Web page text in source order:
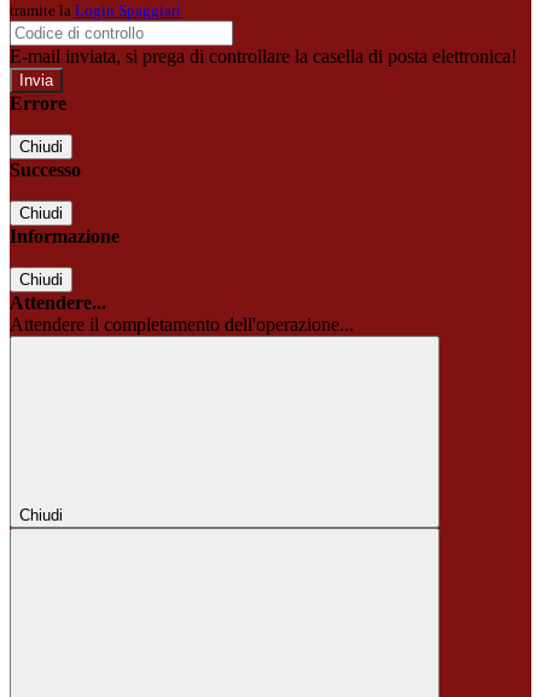
tramite la Login Spaggiari
E-mail inviata, si prega di controllare la casella di posta elettronica!
Errore
Chiudi
Successo
Chiudi
Informazione
Chiudi
Attendere...
Attendere il completamento dell'operazione...
Chiudi